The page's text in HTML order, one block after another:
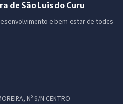
de São Luis do Curu
e bem-estar de todos
Nº S/N CENTRO